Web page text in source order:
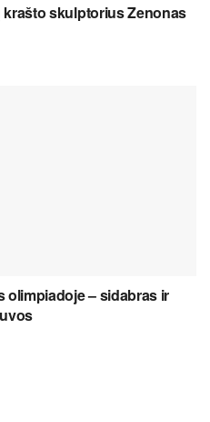
skulptorius Zenonas
– sidabras ir